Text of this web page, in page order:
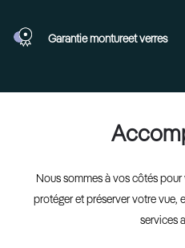
Garantie montureet verres
Nous sommes à vos côtés
protéger et préserver votre vue,
services